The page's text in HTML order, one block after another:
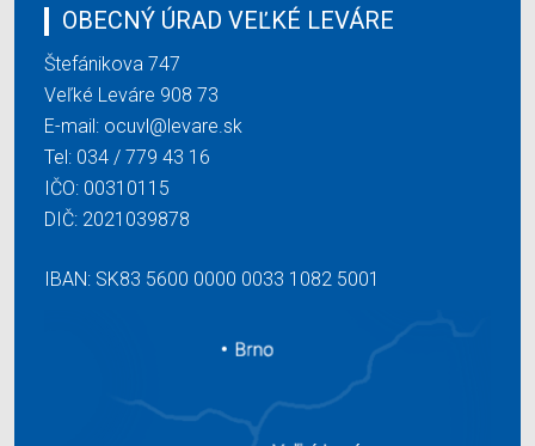
OBECNÝ ÚRAD VEĽKÉ LEVÁRE
Štefánikova 747
Veľké Leváre 908 73
E-mail: ocuvl@levare.sk
Tel: 034 / 779 43 16
IČO: 00310115
DIČ: 2021039878
IBAN: SK83 5600 0000 0033 1082 5001